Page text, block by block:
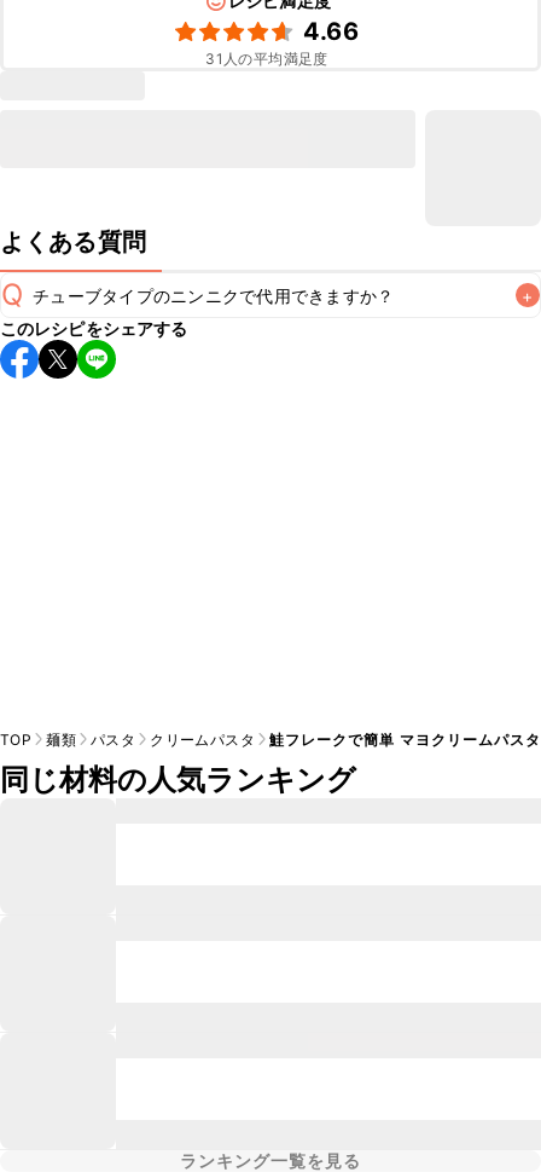
4.66
31 人の平均満足度
よくある質問
Q チューブタイプのニンニクで代用できますか？ +
A
チューブタイプのニンニクを使用してもお作りいただけま
す。レシピと同量を目安に加え、お好みの風味になるようご
このレシピをシェアする
TOP 麺類 パスタ クリームパスタ 鮭フレークで簡単 マヨクリームパスタ
同じ材料の人気ランキング
ランキング一覧を見る